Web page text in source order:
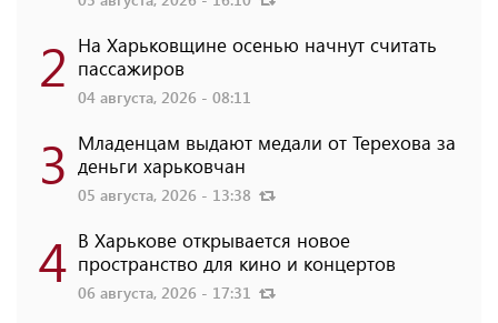
2 На Харьковщине осенью начнут считать
пассажиров
04 августа, 2026 - 08:11
3 Младенцам выдают медали от Терехова за
деньги харьковчан
05 августа, 2026 - 13:38
4 В Харькове открывается новое
пространство для кино и концертов
06 августа, 2026 - 17:31